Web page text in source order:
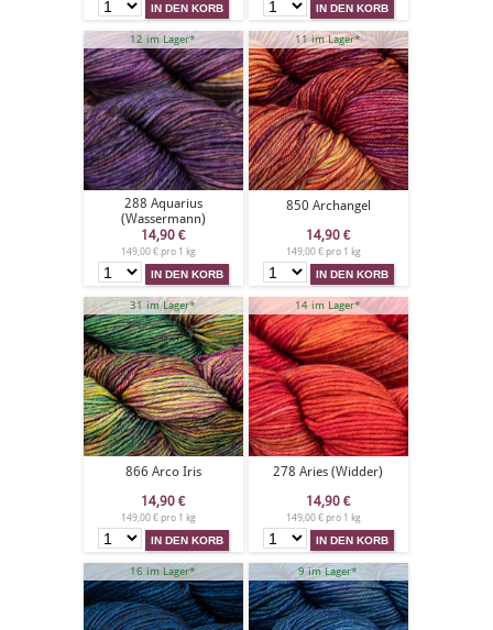
12 im Lager*
288 Aquarius
(Wassermann)
14,90 €
149,00 € pro 1 kg
11 im Lager*
850 Archangel
14,90 €
149,00 € pro 1 kg
31 im Lager*
866 Arco Iris
14,90 €
149,00 € pro 1 kg
14 im Lager*
278 Aries (Widder)
14,90 €
149,00 € pro 1 kg
16 im Lager* 9 im Lager*